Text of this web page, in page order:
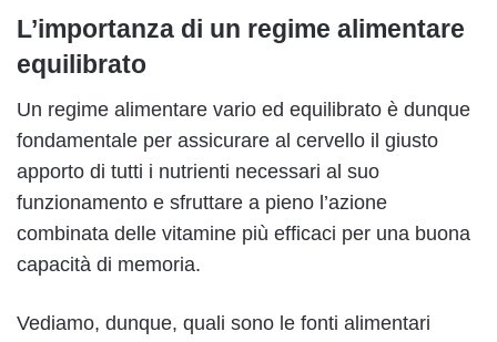
L’importanza di un regime alimentare
equilibrato
Un regime alimentare vario ed equilibrato è dunque
fondamentale per assicurare al cervello il giusto
apporto di tutti i nutrienti necessari al suo
funzionamento e sfruttare a pieno l’azione
combinata delle vitamine più efficaci per una buona
capacità di memoria.
Vediamo, dunque, quali sono le fonti alimentari